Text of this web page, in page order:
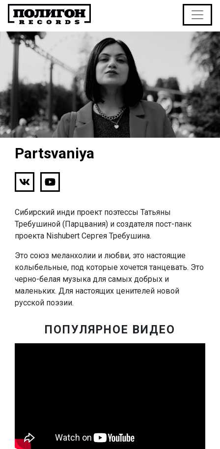
Partsvaniya
Сибирский инди проект поэтессы Татьяны
Требушиной (Парцвания) и создателя пост-панк
проекта Nishubert Сергея Требушина.
Это союз меланхолии и любви, это настоящие
колыбельные, под которые хочется танцевать. Это
черно-белая музыка для самых добрых и
маленьких. Для настоящих ценителей новой
русской поэзии.
ПОПУЛЯРНОЕ ВИДЕО